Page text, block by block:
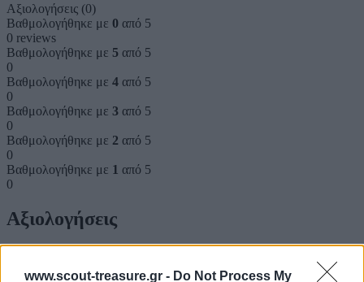
www.scout-treasure.gr - Do Not Process My
Αξιολογήσεις (0)
Βαθμολογήθηκε με 0 από 5
0 reviews
Βαθμολογήθηκε με 5 από 5
0
Βαθμολογήθηκε με 4 από 5
0
Βαθμολογήθηκε με 3 από 5
0
Βαθμολογήθηκε με 2 από 5
0
Βαθμολογήθηκε με 1 από 5
0
Αξιολογήσεις